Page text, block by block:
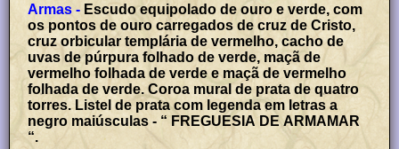
Armas - Escudo equipolado de ouro e verde, com
os pontos de ouro carregados de cruz de Cristo,
cruz orbicular templária de vermelho, cacho de
uvas de púrpura folhado de verde, maçã de
vermelho folhada de verde e maçã de vermelho
folhada de verde. Coroa mural de prata de quatro
torres. Listel de prata com legenda em letras a
negro maiúsculas - “ FREGUESIA DE ARMAMAR
“.